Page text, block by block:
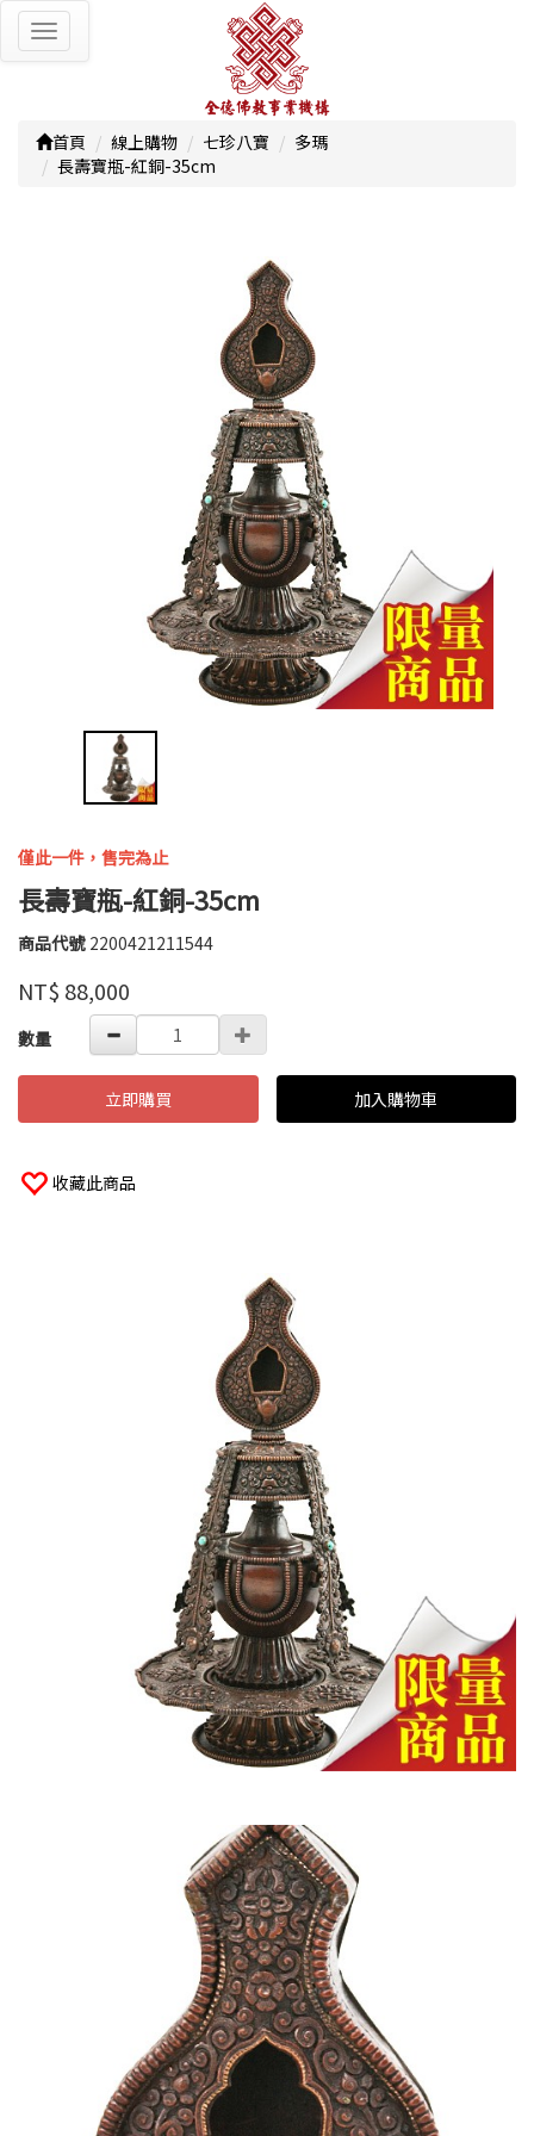
Toggle
navigation
首頁 線上購物 七珍八寶
多瑪
長壽寶瓶-紅銅-35cm
僅此一件，售完為止
長壽寶瓶-紅銅-35cm
商品代號 2200421211544
2200421211544
品牌
德
NT$ 88,000
GOODS000000000000000008510
數量
立即購買 加入購物車
收藏此商品